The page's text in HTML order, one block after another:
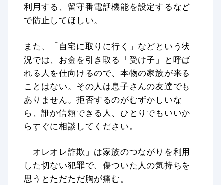
利用する、留守番電話機能を設定するなど
で防止してほしい。
また、「自宅に取りに行く」などという状
況では、お金を引き取る「受け子」と呼ば
れる人を仕向けるので、本物の家族が来る
ことはない。その人は息子さんの友達でも
ありません。拒否するのがむずかしいな
ら、誰か信頼できる人、ひとりでもいいか
らすぐに相談してください。
「オレオレ詐欺」は家族のつながりを利用
した切ない犯罪で、傷ついた人の気持ちを
思うとただただ胸が痛む。